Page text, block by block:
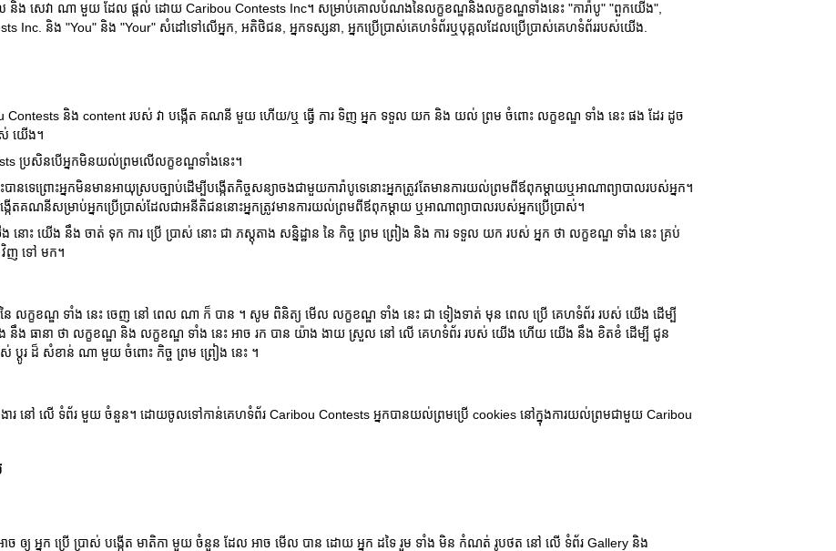
និង សេវា ណា មួយ ដែល ផ្តល់ ដោយ Caribou Contests Inc។ សម្រាប់គោលបំណងនៃលក្ខខណ្ឌនិងលក្ខខណ្ឌទាំងនេះ "ការ៉ាបូ" "ពួកយើង",
Inc. និង "You" និង "Your" សំដៅទៅលើអ្នក, អតិថិជន, អ្នកទស្សនា, អ្នកប្រើប្រាស់គេហទំព័រឬបុគ្គលដែលប្រើប្រាស់គេហទំព័ររបស់យើង.
Contests និង content របស់ វា បង្កើត គណនី មួយ ហើយ/ឬ ធ្វើ ការ ទិញ អ្នក ទទួល យក និង យល់ ព្រម ចំពោះ លក្ខខណ្ឌ ទាំង នេះ ផង ដែរ ដូច
យើង។
ប្រសិនបើអ្នកមិនយល់ព្រមលើលក្ខខណ្ឌទាំងនេះ។
ទេព្រោះអ្នកមិនមានអាយុស្របច្បាប់ដើម្បីបង្កើតកិច្ចសន្យាចងជាមួយការ៉ាបូទេនោះអ្នកត្រូវតែមានការយល់ព្រមពីឪពុកម្តាយឬអាណាព្យាបាលរបស់អ្នក។
កើតគណនីសម្រាប់អ្នកប្រើប្រាស់ដែលជាអនីតិជននោះអ្នកត្រូវមានការយល់ព្រមពីឪពុកម្តាយ ឬអាណាព្យាបាលរបស់អ្នកប្រើប្រាស់។
នោះ យើង នឹង ចាត់ ទុក ការ ប្រើ ប្រាស់ នោះ ជា ភស្តុតាង សន្និដ្ឋាន នៃ កិច្ច ព្រម ព្រៀង និង ការ ទទួល យក របស់ អ្នក ថា លក្ខខណ្ឌ ទាំង នេះ គ្រប់
វិញ ទៅ មក។
ែក នៃ លក្ខខណ្ឌ ទាំង នេះ ចេញ នៅ ពេល ណា ក៏ បាន ។ សូម ពិនិត្យ មើល លក្ខខណ្ឌ ទាំង នេះ ជា ទៀងទាត់ មុន ពេល ប្រើ គេហទំព័រ របស់ យើង ដើម្បី
ង នឹង ធានា ថា លក្ខខណ្ឌ និង លក្ខខណ្ឌ ទាំង នេះ អាច រក បាន យ៉ាង ងាយ ស្រួល នៅ លើ គេហទំព័រ របស់ យើង ហើយ យើង នឹង ខិតខំ ដើម្បី ជូន
ប្តូរ ដ៏ សំខាន់ ណា មួយ ចំពោះ កិច្ច ព្រម ព្រៀង នេះ ។
ងារ នៅ លើ ទំព័រ មួយ ចំនួន។ ដោយចូលទៅកាន់គេហទំព័រ Caribou Contests អ្នកបានយល់ព្រមប្រើ cookies នៅក្នុងការយល់ព្រមជាមួយ Caribou
ច ឲ្យ អ្នក ប្រើ ប្រាស់ បង្កើត មាតិកា មួយ ចំនួន ដែល អាច មើល បាន ដោយ អ្នក ដទៃ រួម ទាំង មិន កំណត់ រូបថត នៅ លើ ទំព័រ Gallery និង